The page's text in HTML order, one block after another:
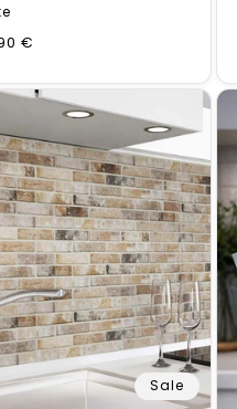
€
Sale